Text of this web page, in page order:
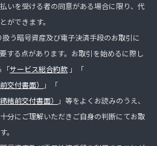
いを受ける者の同意がある場合に限り、代
ができます。
う暗号資産及び電子決済手段のお取引に
する点があります。お取引を始めるに際し
「サービス総合約款 」「
交付書面）
」「
結前交付書面）
」等をよくお読みのうえ、
分にご理解いただきご自身の判断にてお取
。